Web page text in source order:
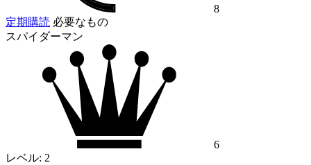
8
定期購読 必要なもの
スパイダーマン
6
レベル: 2